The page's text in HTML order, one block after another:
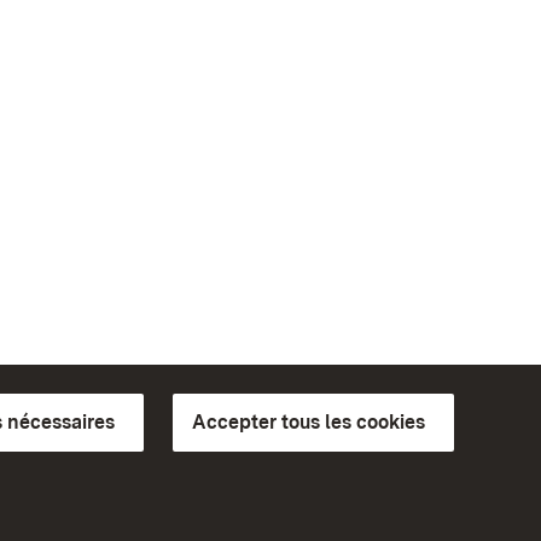
Accepter tous les cookies